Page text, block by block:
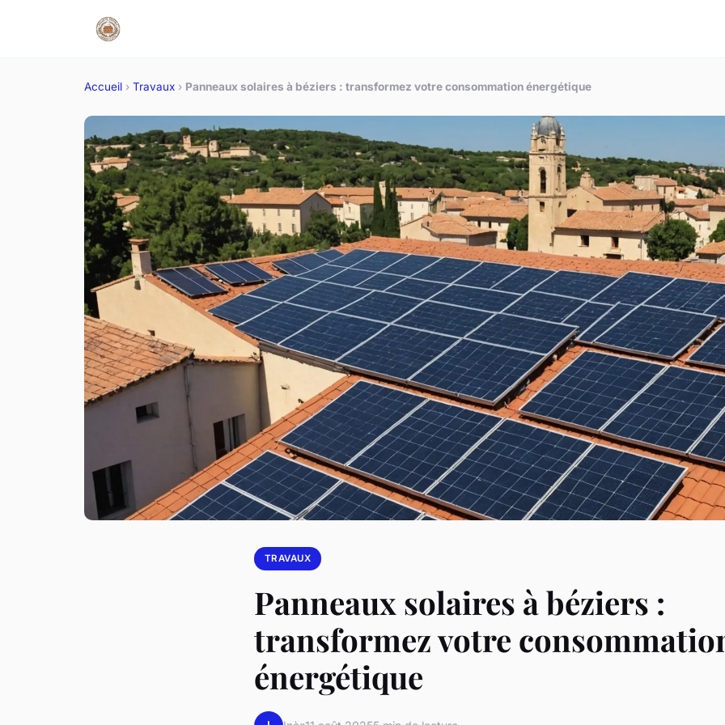
Accueil › Travaux › Panneaux solaires à béziers : transformez votre consommation énergétique
TRAVAUX
Panneaux solaires à béziers :
transformez votre
énergétique